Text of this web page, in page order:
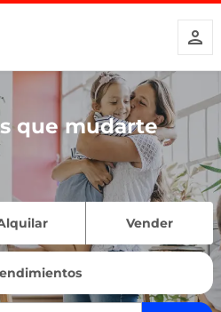
que mudarte
Vender